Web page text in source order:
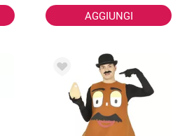
AGGIUNGI